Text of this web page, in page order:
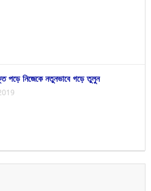
পড়ে নিজেকে নতুনভাবে গড়ে তুলুন